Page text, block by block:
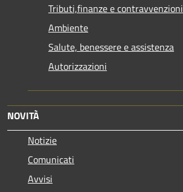
Tributi,finanze e contravvenzioni
Ambiente
Salute, benessere e assistenza
Autorizzazioni
NOVITÀ
Notizie
Comunicati
Avvisi